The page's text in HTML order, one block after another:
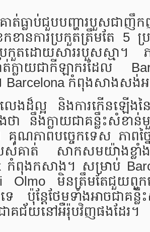
ធ្លាប់ជួបបញ្ហារបួសជាញឹក
ខានការប្រកួតត្រឹមតែ 5 ប្
កួតដោយសាររបួសស្មា។
ត់ក្លាយជាកីឡាករដែល
Barcelona កំពុងសាងសង់
ងដ៏ល្អ និងការកើនឡើងន
ងថា នឹងក្លាយជាគន្លឹះសំខ
គុណភាពបច្ចេកទេស ភាព
បស់គាត់ សាកសមយ៉ាងខ្លាំ
កំពុងកសាង។ សម្រាប់
មិនត្រឹមតែជួយពួកគេ
ប៉ុន្តែថែមទាំងអាចជាគន្លឹ
ោគជ័យនៅអឺរ៉ុបវិញផងដែរ។